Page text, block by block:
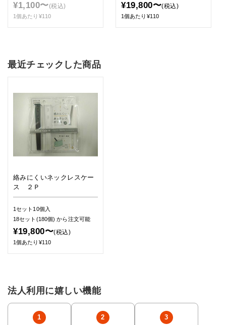
¥1,100〜(税込)
1個あたり¥110
¥19,800〜(税込)
1個あたり¥110
最近チェックした商品
絡みにくいネックレスケー
ス ２Ｐ
1セット10個入
18セット(180個)から注文可能
¥19,800〜(税込)
1個あたり¥110
法人利用に嬉しい機能